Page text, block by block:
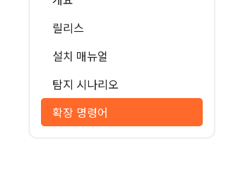
릴리스
설치 매뉴얼
탐지 시나리오
확장 명령어